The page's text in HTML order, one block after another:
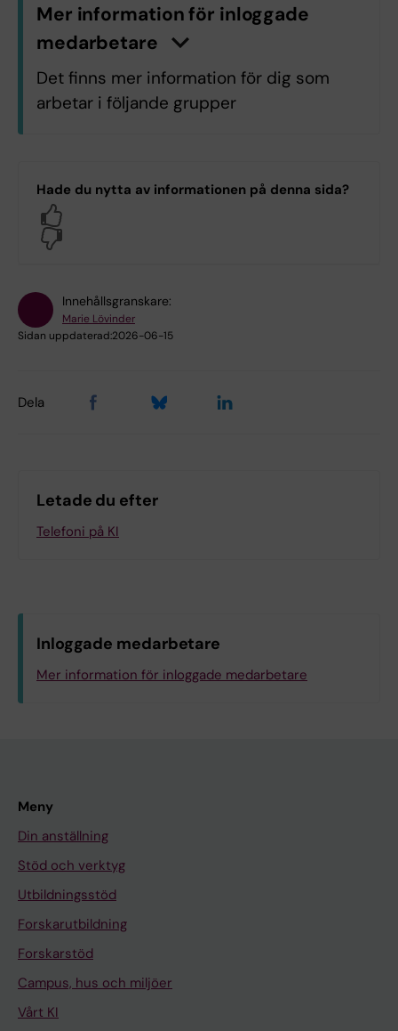
Mer information för inloggade
medarbetare
Klickahärförattvisa/döljainformatio
n
Det finns mer information för dig som
arbetar i följande grupper
Logga in med KI-ID
Hade du nytta av informationen på denna sida?
Innehållsgranskare:
Marie Lövinder
Sidan uppdaterad:2026-06-15
Dela
Letade du efter
Telefoni på KI
Inloggade medarbetare
Mer information för inloggade medarbetare
Meny
Din anställning
Stöd och verktyg
Utbildningsstöd
Forskarutbildning
Forskarstöd
Campus, hus och miljöer
Vårt KI